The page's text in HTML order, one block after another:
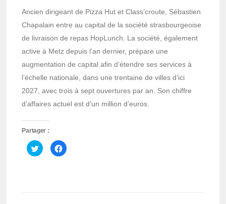
Ancien dirigeant de Pizza Hut et Class’croute, Sébastien
Chapalain entre au capital de la société strasbourgeoise
de livraison de repas HopLunch. La société, également
active à Metz depuis l’an dernier, prépare une
augmentation de capital afin d’étendre ses services à
l’échelle nationale, dans une trentaine de villes d’ici
2027, avec trois à sept ouvertures par an. Son chiffre
d’affaires actuel est d’un million d’euros.
Partager :
Cliquez
pour
partager
Cliquez
pour